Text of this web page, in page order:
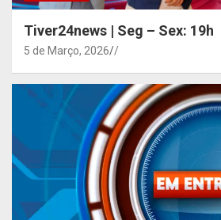
Tiver24news | Seg – Sex: 19h
5 de Março, 2026 /